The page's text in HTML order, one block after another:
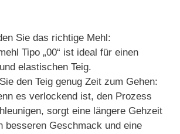
Sie das richtige Mehl:
Tipo „00“ ist ideal für einen
elastischen Teig.
den Teig genug Zeit zum Gehen:
es verlockend ist, den Prozess
sorgt eine längere Gehzeit
besseren Geschmack und eine